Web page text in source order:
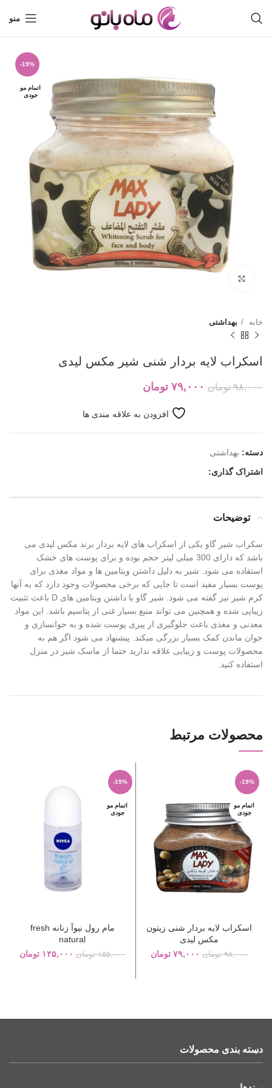
منو
-19%
اتمام مو
جودی
خانه بهداشتی
اسکراب لایه بردار شنی شیر مکس لیدی
۹۸,۰۰۰ تومان ۷۹,۰۰۰ تومان
افزودن به علاقه مندی ها
دسته: بهداشتی
اشتراک گذاری:
توضیحات
سکراب شیر گاو یکی از اسکراب های لایه بردار برند مکس لیدی می
باشد که دارای 300 میلی لیتر حجم بوده و برای پوست های خشک
استفاده می شود. شیر به دلیل داشتن ویتامین ها و مواد مغذی برای
پوست بسیار مفید است تا جایی که برخی محصولات وجود دارد که به آنها
کرم شیر نیز گفته می شود. شیر گاو با داشتن ویتامین های D باعث تثبیت
زیبایی شده و همچنین می تواند منبع بسیار غنی از پتاسیم باشد. این مواد
معدنی و مغذی باعث جلوگیری از پیری پوست شده و به جوانسازی و
جوان ماندن کمک بسیار بزرگی میکند. پیشنهاد می شود اگر هم به
محصولات پوست و زیبایی علاقه ندارید حتما از ماسک شیر در منزل
استفاده کنید.
محصولات مرتبط
-19%
اتمام مو
جودی
اسکراب لایه بردار شنی زیتون
مکس لیدی
۹۸,۰۰۰ تومان ۷۹,۰۰۰ تومان
-19%
اتمام مو
جودی
مام رول نیوآ زنانه fresh
natural
۱۵۵,۰۰۰ تومان ۱۲۵,۰۰۰ تومان
دسته بندی محصولات